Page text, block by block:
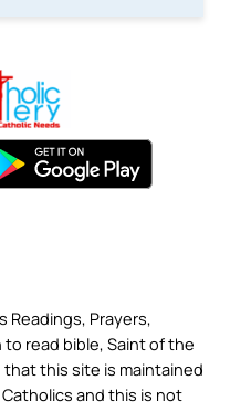
Readings, Prayers,
to read bible, Saint of the
this site is maintained
and this is not